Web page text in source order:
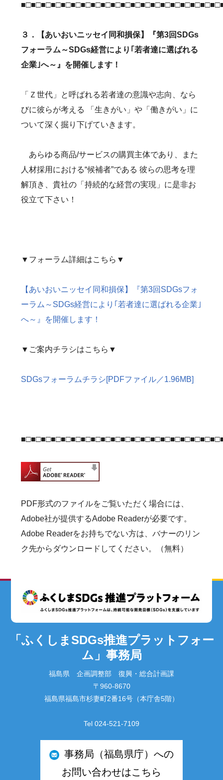
３．【あいおいニッセイ同和損保】『第3回SDGs
フォーラム～SDGs経営により｢若者達に選ばれる
企業｣へ～』を開催します！
「Ｚ世代」と呼ばれる若者達の意識や志向、なら
びに彼らが考える 「生きがい」や「働きがい」に
ついて深く掘り下げていきます。
あらゆる商品/サービスの購買主体であり、また
人材採用における“候補者”である 彼らの思考を理
解頂き、貴社の「持続的な経営の実現」に是非お
役立て下さい！
▼フォーラム詳細はこちら▼
【あいおいニッセイ同和損保】『第3回SDGsフォ
ーラム～SDGs経営により｢若者達に選ばれる企業｣
へ～』を開催します！
▼ご案内チラシはこちら▼
SDGsフォーラムチラシ[PDFファイル／1.96MB]
PDF形式のファイルをご覧いただく場合には、
Adobe社が提供するAdobe Readerが必要です。
Adobe Readerをお持ちでない方は、バナーのリン
ク先からダウンロードしてください。（無料）
「ふくしまSDGs推進プラットフォー
ム」事務局
福島県 企画調整部 復興・総合計画課
〒960-8670
福島県福島市杉妻町2番16号（本庁舎5階）
Tel 024-521-7109
事務局（福島県庁）への
お問い合わせはこちら